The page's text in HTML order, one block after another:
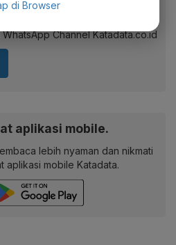
Channel Katadata.co.id
aplikasi mobile.
lebih nyaman dan nikmati
aplikasi mobile Katadata.
di Browser